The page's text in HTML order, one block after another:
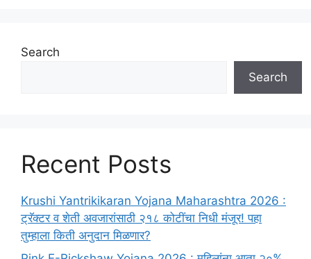
Search
Search
Recent Posts
Krushi Yantrikikaran Yojana Maharashtra 2026 :
ट्रॅक्टर व शेती अवजारांसाठी २१८ कोटींचा निधी मंजूर! पहा
तुम्हाला किती अनुदान मिळणार?